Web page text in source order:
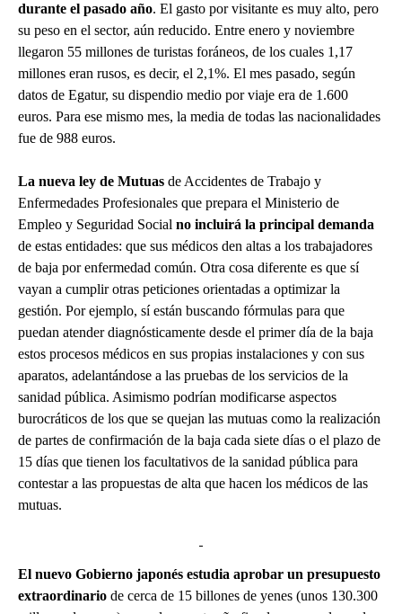
durante el pasado año. El gasto por visitante es muy alto, pero
su peso en el sector, aún reducido. Entre enero y noviembre
llegaron 55 millones de turistas foráneos, de los cuales 1,17
millones eran rusos, es decir, el 2,1%. El mes pasado, según
datos de Egatur, su dispendio medio por viaje era de 1.600
euros. Para ese mismo mes, la media de todas las nacionalidades
fue de 988 euros.
La nueva ley de Mutuas de Accidentes de Trabajo y
Enfermedades Profesionales que prepara el Ministerio de
Empleo y Seguridad Social no incluirá la principal demanda
de estas entidades: que sus médicos den altas a los trabajadores
de baja por enfermedad común. Otra cosa diferente es que sí
vayan a cumplir otras peticiones orientadas a optimizar la
gestión. Por ejemplo, sí están buscando fórmulas para que
puedan atender diagnósticamente desde el primer día de la baja
estos procesos médicos en sus propias instalaciones y con sus
aparatos, adelantándose a las pruebas de los servicios de la
sanidad pública. Asimismo podrían modificarse aspectos
burocráticos de los que se quejan las mutuas como la realización
de partes de confirmación de la baja cada siete días o el plazo de
15 días que tienen los facultativos de la sanidad pública para
contestar a las propuestas de alta que hacen los médicos de las
mutuas.
El nuevo Gobierno japonés estudia aprobar un presupuesto
extraordinario de cerca de 15 billones de yenes (unos 130.300